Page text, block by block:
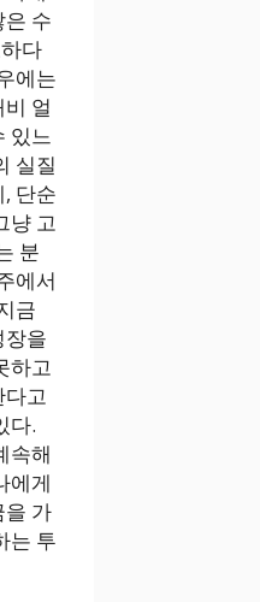
수
다
에는
얼
있느
실질
단순
냥 고
분
에서
금
장을
하고
다고
다.
속해
에게
을 가
는 투